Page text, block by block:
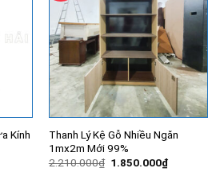
Kính
Thanh Lý Kệ Gỗ Nhiều Ngăn
1mx2m Mới 99%
2.210.000₫ Giá
1.850.000₫Giá